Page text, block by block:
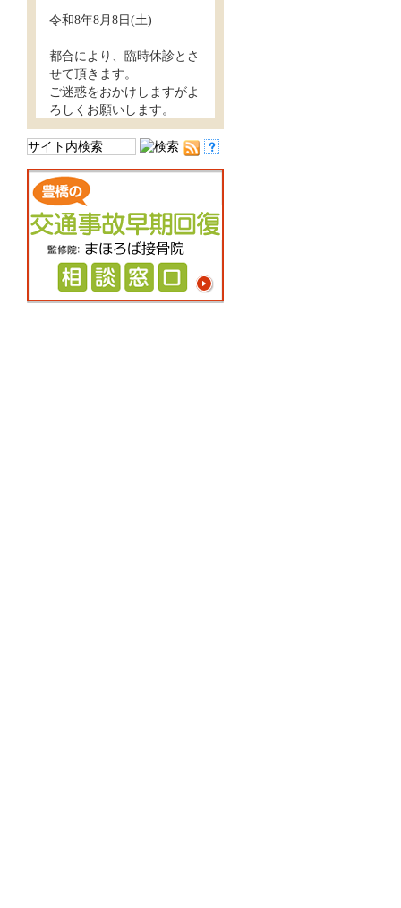
令和8年8月8日(土)
都合により、臨時休診とさ
せて頂きます。
ご迷惑をおかけしますがよ
ろしくお願いします。